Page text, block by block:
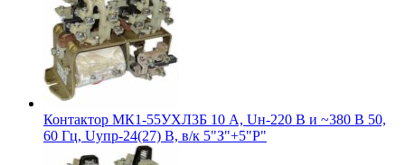
Контактор МК1-55УХЛ3Б 10 А, Uн-220 В и ~380 В 50,
60 Гц, Uупр-24(27) В, в/к 5"З"+5"Р"